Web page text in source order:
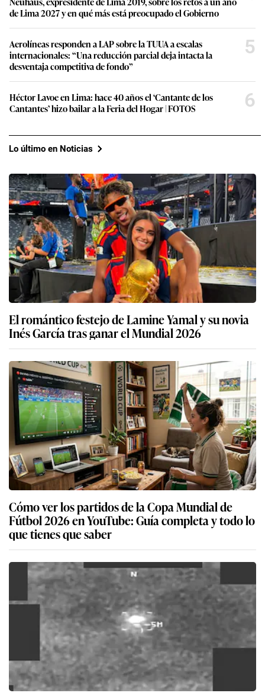
de Lima 2027 y en qué más está preocupado el Gobierno
Aerolíneas responden a LAP sobre la TUUA a escalas
internacionales: “Una reducción parcial deja intacta la
desventaja competitiva de fondo”
5
Héctor Lavoe en Lima: hace 40 años el ‘Cantante de los
Cantantes’ hizo bailar a la Feria del Hogar | FOTOS
6
Lo último en Noticias
El romántico festejo de Lamine Yamal y su novia
Inés García tras ganar el Mundial 2026
Cómo ver los partidos de la Copa Mundial de
Fútbol 2026 en YouTube: Guía completa y todo lo
que tienes que saber